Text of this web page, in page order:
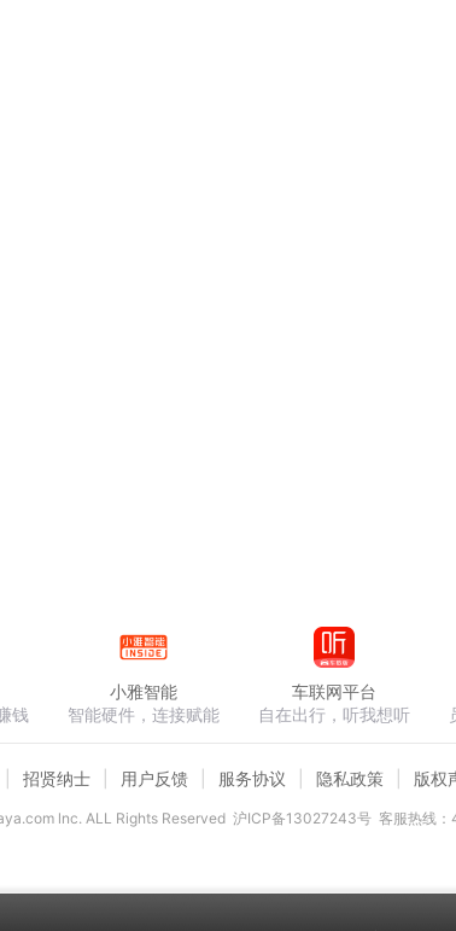
钱
小雅智能
智能硬件，连接赋能
车联网平台
自在出行，听我想听
招贤纳士 用户反馈 服务协议 隐私政策 版权
lnc. ALL Rights Reserved 沪ICP备13027243号 客服热线